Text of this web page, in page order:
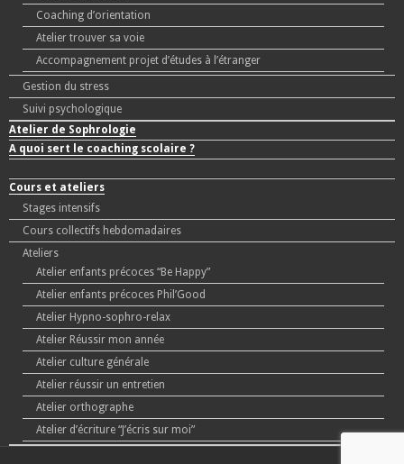
Coaching d’orientation
Atelier trouver sa voie
Accompagnement projet d’études à l’étranger
Gestion du stress
Suivi psychologique
Atelier de Sophrologie
A quoi sert le coaching scolaire ?
Cours et ateliers
Stages intensifs
Cours collectifs hebdomadaires
Ateliers
Atelier enfants précoces “Be Happy”
Atelier enfants précoces Phil’Good
Atelier Hypno-sophro-relax
Atelier Réussir mon année
Atelier culture générale
Atelier réussir un entretien
Atelier orthographe
Atelier d’écriture “J’écris sur moi”